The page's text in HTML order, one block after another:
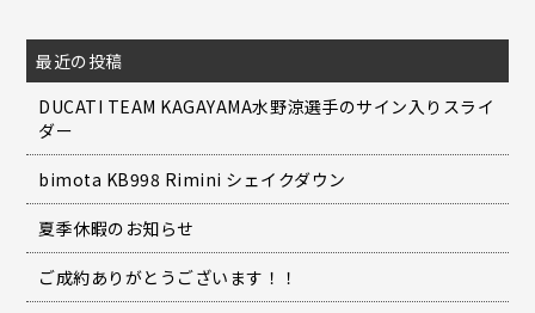
最近の投稿
DUCATI TEAM KAGAYAMA水野涼選手のサイン入りスライ
ダー
bimota KB998 Rimini シェイクダウン
夏季休暇のお知らせ
ご成約ありがとうございます！！